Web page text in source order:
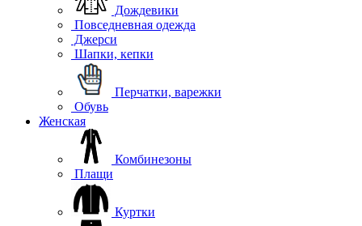
Дождевики
Повседневная одежда
Джерси
Шапки, кепки
Перчатки, варежки
Обувь
Женская
Комбинезоны
Плащи
Куртки